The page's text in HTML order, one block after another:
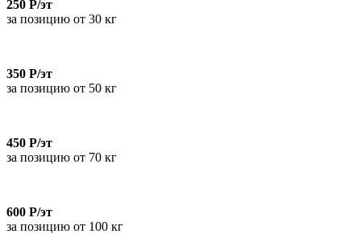
250 Р/эт
за позицию от 30 кг
350 Р/эт
за позицию от 50 кг
450 Р/эт
за позицию от 70 кг
600 Р/эт
за позицию от 100 кг